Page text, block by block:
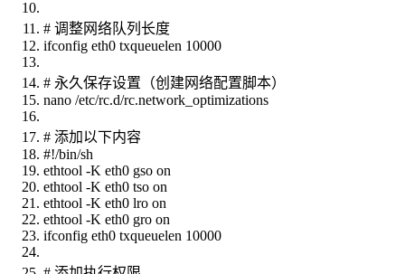
# 调整网络队列长度
ifconfig eth0 txqueuelen 10000
# 永久保存设置（创建网络配置脚本）
nano /etc/rc.d/rc.network_optimizations
# 添加以下内容
#!/bin/sh
ethtool -K eth0 gso on
ethtool -K eth0 tso on
ethtool -K eth0 lro on
ethtool -K eth0 gro on
ifconfig eth0 txqueuelen 10000